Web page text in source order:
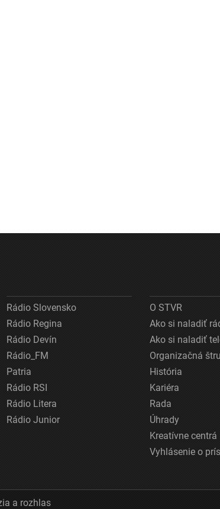
Rádio Slovensko
Rádio Regina
Rádio Devín
Rádio_FM
Patria
Rádio RSI
Rádio Litera
Rádio Junior
O STVR
Ako si naladiť
Ako si naladiť
Organizačná
História
Kariéra
Rada
Úhrady
Kreatívne centrá
Vyhlásenie o
a rozhlas